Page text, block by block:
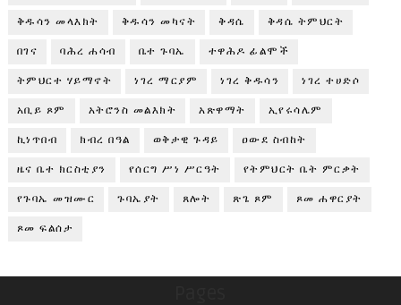
ቅዱሳን መላእክት ቅዱሳን መካናት ቅዳሴ ቅዳሴ ትምህርት
በገና ባሕረ ሐሳብ ቤተ ጉባኤ ተዋሕዶ ፊልሞች
ትምህርተ ሃይማኖት ነገረ ማርያም ነገረ ቅዱሳን ነገረ ተሀድሶ
አቢይ ጾም አትሮንስ መልእክት አጽዋማት ኢየሩሳሌም
ኪነጥበብ ክብረ በዓል ወቅታዊ ጉዳይ ዐውደ ስብከት
ዜና ቤተ ክርስቲያን የሰርግ ሥነ ሥርዓት የትምህርት ቤት ምርቃት
የጉባኤ መዝሙር ጉባኤያት ጸሎት ጽጌ ጾም ጾመ ሐዋርያት
ጾመ ፍልሰታ